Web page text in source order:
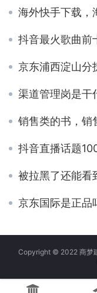
海外快手下载，
抖音最火歌曲前十
京东浦西淀山分拣中
渠道管理岗是干什
销售类的书，销
抖音直播话题100
被拉黑了还能看到对方的
京东国际是正品吗
Copyright © 2022 商梦